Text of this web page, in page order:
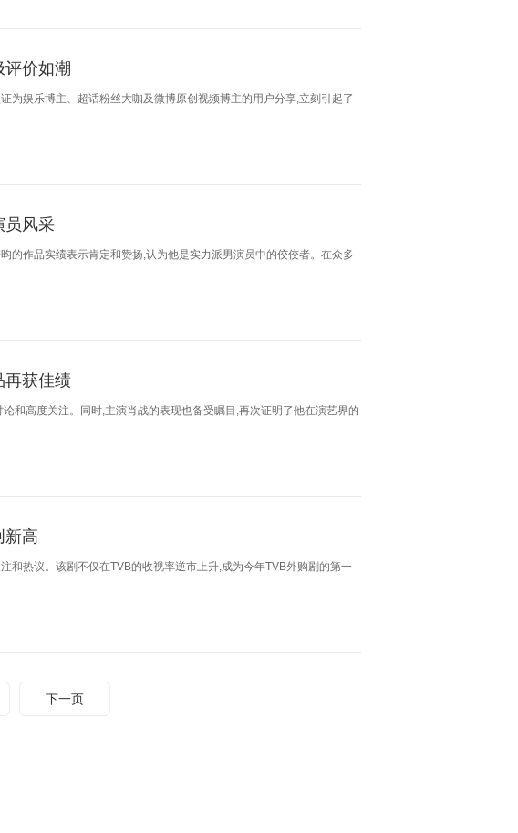
价如潮
为娱乐博主、超话粉丝大咖及微博原创视频博主的用户分享,立刻引起了
员风采
的作品实绩表示肯定和赞扬,认为他是实力派男演员中的佼佼者。在众多
再获佳绩
和高度关注。同时,主演肖战的表现也备受瞩目,再次证明了他在演艺界的
新高
和热议。该剧不仅在TVB的收视率逆市上升,成为今年TVB外购剧的第一
下一页